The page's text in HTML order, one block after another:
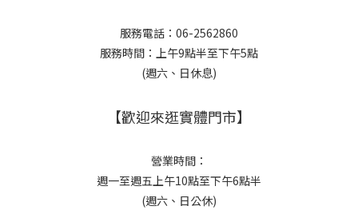
服務電話：06-2562860
服務時間：上午9點半至下午5點
(週六、日休息)
【歡迎來逛實體門市】
營業時間：
週一至週五上午10點至下午6點半
(週六、日公休)